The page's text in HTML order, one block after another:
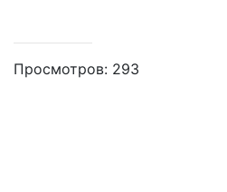
Просмотров: 293